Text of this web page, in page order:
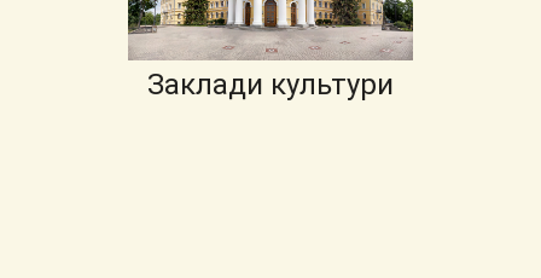
Заклади культури